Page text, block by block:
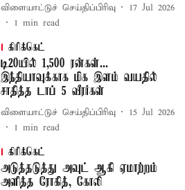
விளையாட்டுச் செய்திப்பிரிவு
17 Jul 2026
1 min read
கிரிக்கெட்
டி20யில் 1,500 ரன்கள்...
இந்தியாவுக்காக மிக இளம் வயதில்
சாதித்த டாப் 5 வீரர்கள்
விளையாட்டுச் செய்திப்பிரிவு
15 Jul 2026
1 min read
கிரிக்கெட்
அடுத்தடுத்து அவுட் ஆகி ஏமாற்றம்
அளித்த ரோகித், கோலி